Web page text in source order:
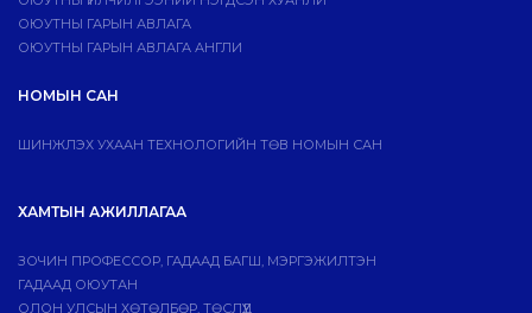
ОЮУТНЫ ГАРЫН АВЛАГА
ОЮУТНЫ ГАРЫН АВЛАГА АНГЛИ
НОМЫН САН
ШИНЖЛЭХ УХААН ТЕХНОЛОГИЙН ТӨВ НОМЫН САН
ХАМТЫН АЖИЛЛАГАА
ЗОЧИН ПРОФЕССОР, ГАДААД БАГШ, МЭРГЭЖИЛТЭН
ГАДААД ОЮУТАН
ОЛОН УЛСЫН ХӨТӨЛБӨР, ТӨСЛҮҮД